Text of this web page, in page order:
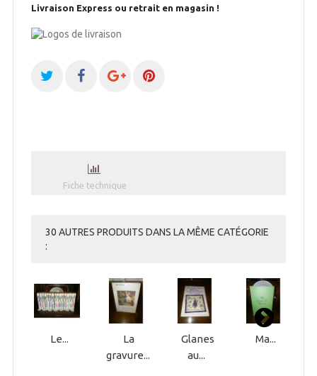
Livraison Express ou retrait en magasin !
Fiche technique
30 AUTRES PRODUITS DANS LA MÊME CATÉGORIE
:
Le...
La
gravure...
Glanes
au...
Ma...